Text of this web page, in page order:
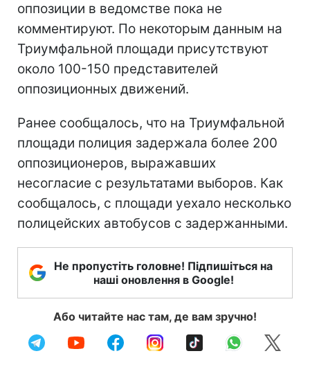
оппозиции в ведомстве пока не
комментируют. По некоторым данным на
Триумфальной площади присутствуют
около 100-150 представителей
оппозиционных движений.
Ранее сообщалось, что на Триумфальной
площади полиция задержала более 200
оппозиционеров, выражавших
несогласие с результатами выборов. Как
сообщалось, с площади уехало несколько
полицейских автобусов с задержанными.
Не пропустіть головне! Підпишіться на
наші оновлення в Google!
Або читайте нас там, де вам зручно!